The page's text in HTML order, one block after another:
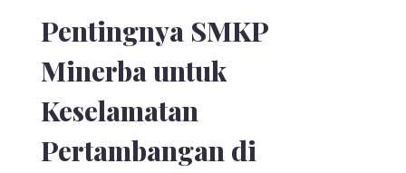
Pentingnya SMKP
Minerba untuk
Keselamatan
Pertambangan di